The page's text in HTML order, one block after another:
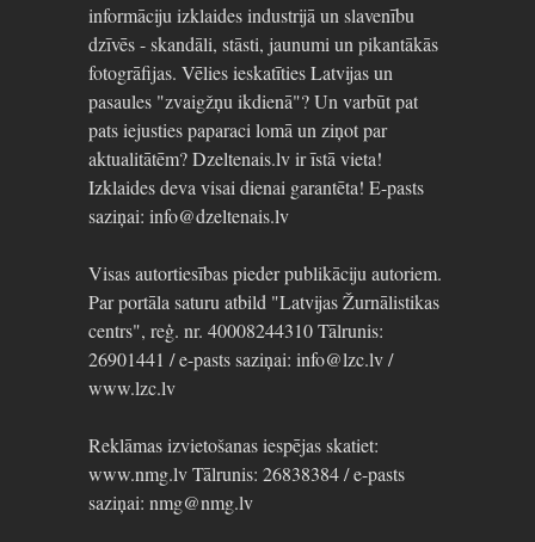
informāciju izklaides industrijā un slavenību
dzīvēs - skandāli, stāsti, jaunumi un pikantākās
fotogrāfijas. Vēlies ieskatīties Latvijas un
pasaules "zvaigžņu ikdienā"? Un varbūt pat
pats iejusties paparaci lomā un ziņot par
aktualitātēm? Dzeltenais.lv ir īstā vieta!
Izklaides deva visai dienai garantēta! E-pasts
saziņai: info@dzeltenais.lv
Visas autortiesības pieder publikāciju autoriem.
Par portāla saturu atbild "Latvijas Žurnālistikas
centrs", reģ. nr. 40008244310 Tālrunis:
26901441 / e-pasts saziņai: info@lzc.lv /
www.lzc.lv
Reklāmas izvietošanas iespējas skatiet:
www.nmg.lv Tālrunis: 26838384 / e-pasts
saziņai: nmg@nmg.lv